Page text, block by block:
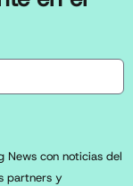
con noticias del
partners y